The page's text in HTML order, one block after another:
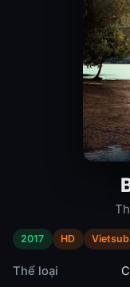
2017 HD Vietsub
Thể loại